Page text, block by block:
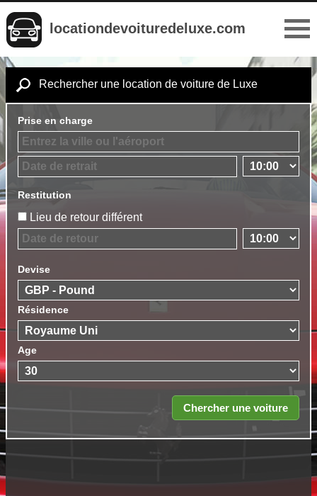
locationdevoituredeluxe.com
Rechercher une location de voiture de Luxe
Prise en charge
Restitution
Lieu de retour différent
Devise
Résidence
Age